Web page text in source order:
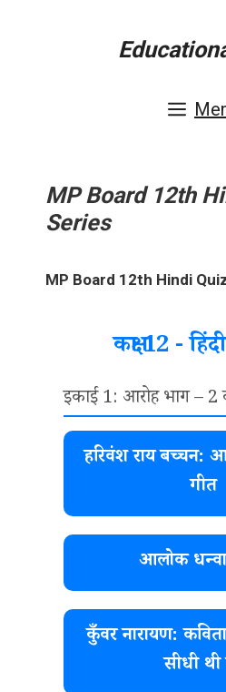
MP Board 12th
Series
MP Board 12th Hindi
कक्षा 12 -
इकाई 1: आरोह भाग –
हरिवंश राय बच्चन:
गीत
आलोक
कुँवर नारायण:
सीधी